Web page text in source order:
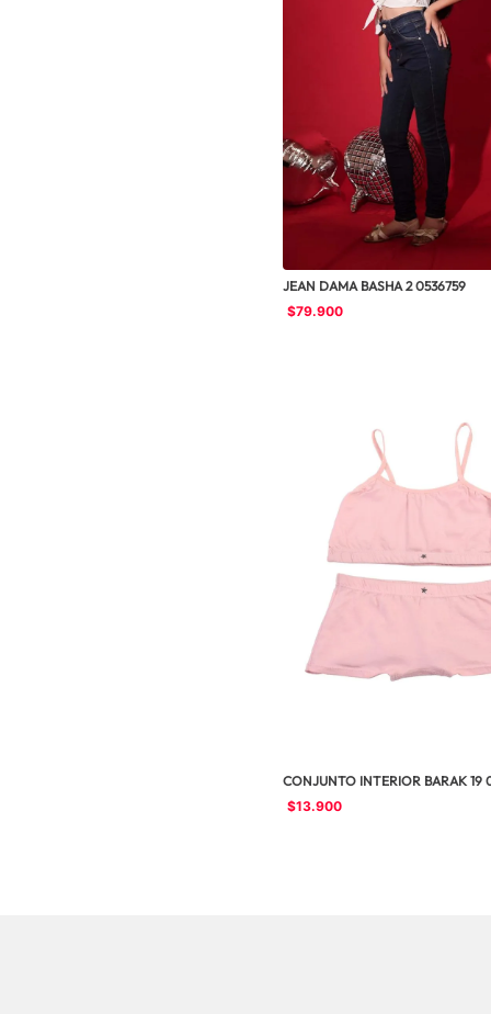
JEAN DAMA BASHA 2 0536759
$79.900
CONJUNTO INTERIOR BARAK 19
$13.900